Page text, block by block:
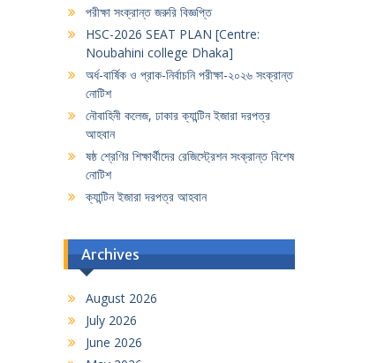
পরীক্ষা সংক্রান্ত জরুরি বিজ্ঞপ্তি
HSC-2026 SEAT PLAN [Centre:
Noubahini college Dhaka]
অর্ধ-বার্ষিক ও প্রাক-নির্বাচনি পরীক্ষা-২০২৬ সংক্রান্ত
নোটিশ
নৌবাহিনী কলেজ, ঢাকার ক্যান্টিন ইজারা দরপত্র
আহবান
ষষ্ঠ শ্রেণির শিক্ষার্থীদের রেজিস্ট্রেশন সংক্রান্ত বিশেষ
নোটিশ
ক্যান্টিন ইজারা দরপত্র আহবান
Archives
August 2026
July 2026
June 2026